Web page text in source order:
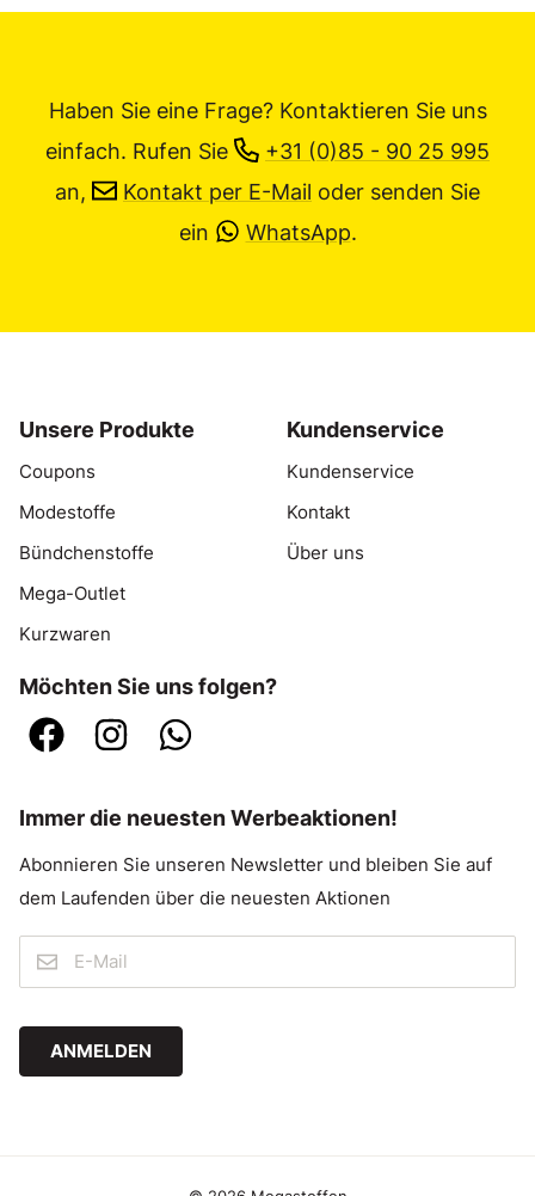
Haben Sie eine Frage? Kontaktieren Sie uns
einfach. Rufen Sie
+31 (0)85 - 90 25 995
an,
Kontakt per E-Mail oder senden Sie
ein
WhatsApp.
Unsere Produkte
Coupons
Modestoffe
Bündchenstoffe
Mega-Outlet
Kurzwaren
Kundenservice
Kundenservice
Kontakt
Über uns
Möchten Sie uns folgen?
Immer die neuesten Werbeaktionen!
Abonnieren Sie unseren Newsletter und bleiben Sie auf
dem Laufenden über die neuesten Aktionen
ANMELDEN